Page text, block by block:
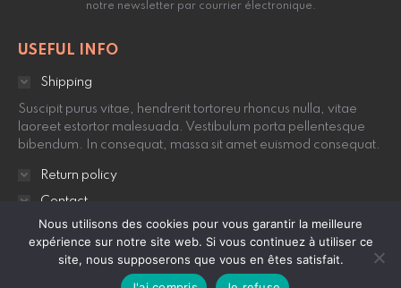
notre newsletter par courrier électronique.
USEFUL INFO
Shipping
Suscipit purus vitae, hendrerit tortoreu rhoncus nulla, vitae
laoreet estortor malesuada. Vestibulum porta pellentesque
bibendum. In consequat, massa sit amet euismod consequat.
Return policy
Contact
© 2021 • E. Clot Avocat •Mentions légales•
Nous utilisons des cookies pour vous garantir la meilleure
expérience sur notre site web. Si vous continuez à utiliser ce
site, nous supposerons que vous en êtes satisfait.